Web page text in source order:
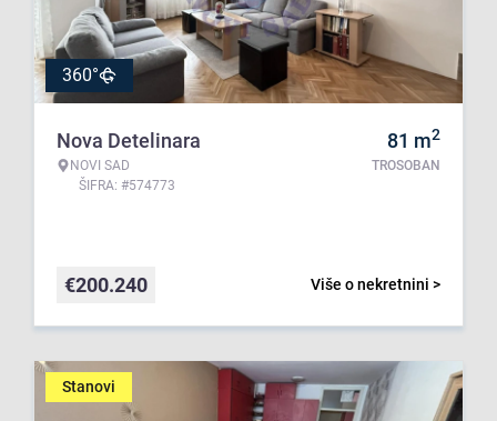
360°
Nova Detelinara
NOVI SAD
ŠIFRA: #574773
81 m2
TROSOBAN
Više o nekretnini >
€200.240
Stanovi